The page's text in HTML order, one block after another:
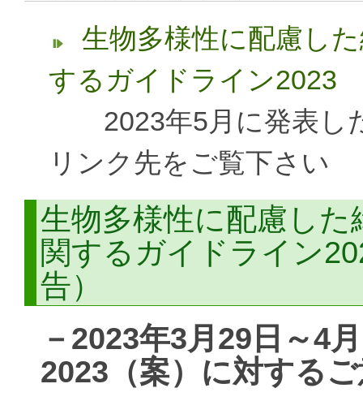
生物多様性に配慮し
するガイドライン2023
2023年5月に発表し
リンク先をご覧下さい
生物多様性に配慮し
関するガイドライン
告）
－2023年3月29日～4
2023（案）に対する